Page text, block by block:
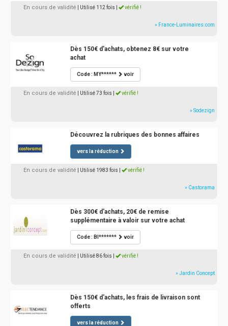
En cours de validité | Utilisé 112 fois vérifié !
» France-Luminaires.com
Dès 150€ d'achats, obtenez 8€ sur votre
achat
Code : MY****** voir
En cours de validité | Utilisé 73 fois vérifié !
» Sodezign
Découvrez la rubriques des bonnes affaires
vers la réduction
En cours de validité | Utilisé 1983 fois vérifié !
» Castorama
Dès 300€ d'achats, 20€ de remise
supplémentaire à valoir sur votre achat
Code : BI******* voir
En cours de validité | Utilisé 86 fois vérifié !
» Jardin Concept
Dès 150€ d'achats, les frais de livraison sont
offerts
vers la réduction